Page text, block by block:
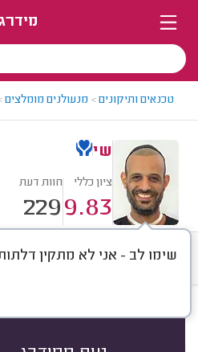
טכנאים ותיקונים> מנעולנים מומלצים
שי
ציון כללי
9.83
חוות דעת
229
שימו לב - אני לא מתקין
חוות דעת